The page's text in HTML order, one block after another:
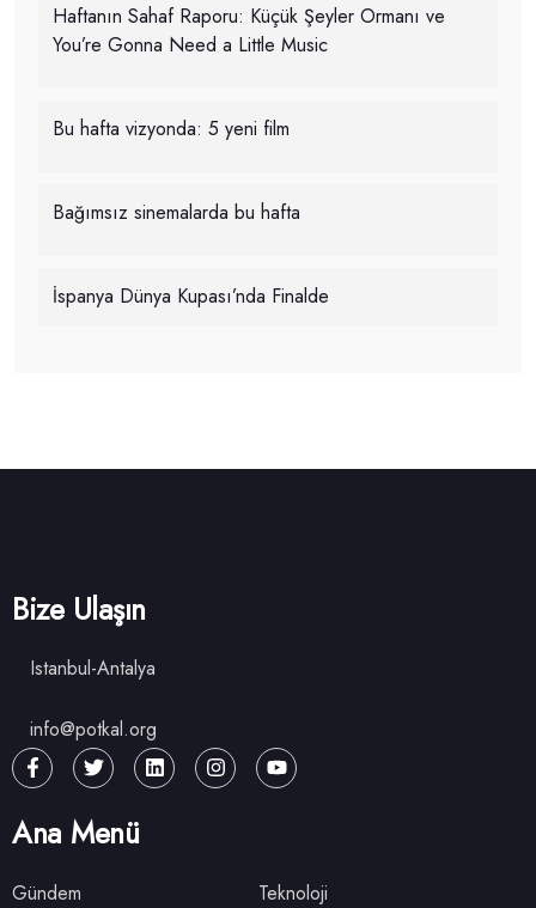
Haftanın Sahaf Raporu: Küçük Şeyler Ormanı ve
You’re Gonna Need a Little Music
Bu hafta vizyonda: 5 yeni film
Bağımsız sinemalarda bu hafta
İspanya Dünya Kupası’nda Finalde
Bize Ulaşın
Istanbul-Antalya
info@potkal.org
Ana Menü
Gündem Teknoloji